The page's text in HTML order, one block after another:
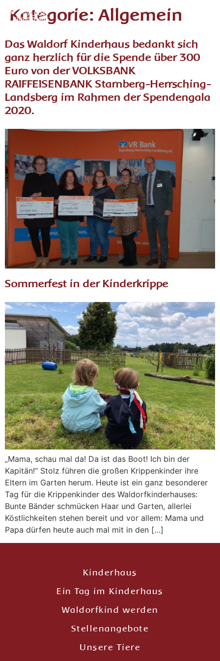
Kategorie:Allgemein
Das Waldorf Kinderhaus bedankt sich
ganz herzlich für die Spende über 300
Euro von der VOLKSBANK
RAIFFEISENBANK Starnberg-Herrsching-
Landsberg im Rahmen der Spendengala
2020.
Sommerfest in der Kinderkrippe
„Mama, schau mal da! Da ist das Boot! Ich bin der
Kapitän!“ Stolz führen die großen Krippenkinder ihre
Eltern im Garten herum. Heute ist ein ganz besonderer
Tag für die Krippenkinder des Waldorfkinderhauses:
Bunte Bänder schmücken Haar und Garten, allerlei
Köstlichkeiten stehen bereit und vor allem: Mama und
Papa dürfen heute auch mal mit in den […]
Kinderhaus
Ein Tag im Kinderhaus
Waldorfkind werden
Stellenangebote
Unsere Tiere